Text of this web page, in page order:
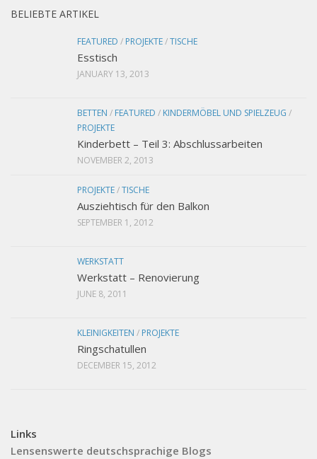
BELIEBTE ARTIKEL
FEATURED / PROJEKTE/TISCHE
Esstisch
JANUARY 13, 2013
BETTEN / FEATURED / KINDERMÖBEL UND SPIELZEUG /
PROJEKTE
Kinderbett – Teil 3: Abschlussarbeiten
NOVEMBER 2, 2013
PROJEKTE/TISCHE
Ausziehtisch für den Balkon
SEPTEMBER 1, 2012
WERKSTATT
Werkstatt – Renovierung
JUNE 8, 2011
KLEINIGKEITEN / PROJEKTE
Ringschatullen
DECEMBER 15, 2012
Links
Lensenswerte deutschsprachige Blogs